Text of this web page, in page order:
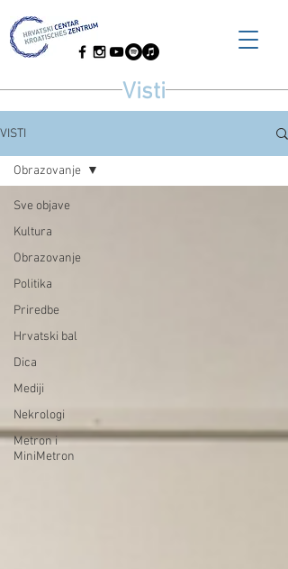
Visti
VISTI
Sve objave
Kultura
Obrazovanje
Politika
Priredbe
Hrvatski bal
Dica
Mediji
Nekrologi
Metron i
MiniMetron
Obrazovanje